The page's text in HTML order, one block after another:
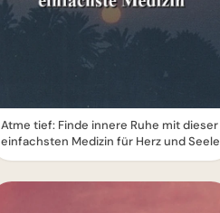
Atme tief: Finde innere Ruhe mit dieser
einfachsten Medizin für Herz und Seele